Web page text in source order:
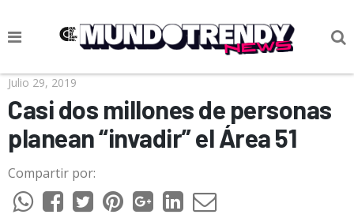
NOTICIAS
CULTURA POP
CIENCIA Y TECNOLOGÍA
VIDA
SOCIEDAD
Julio 29, 2019
Casi dos millones de personas
planean “invadir” el Área 51
Compartir por: